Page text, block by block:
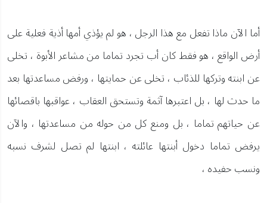
أما الآن ماذا تفعل مع هذا الرجل ، هو لم يؤذي أمها أذية فعلية على
أرض الواقع ، هو فقط كان أب تجرد تماما من مشاعر الأبوة ، تخلى
عن ابنته وتركها للذئاب ، تخلى عن حمايتها ، ورفض مساعدتها بعد
ما حدث لها ، بل اعتبرها آثمة وتستحق العقاب ، عواقبها باقصائها
عن حياتهم تماما ، بل ومنع كل من حوله من مساعدتها ، والآن
يرفض تماما دخول أبنتها عائلته ، ابنتها لم تصل لشرف نسبه
ونسب حفيده ،